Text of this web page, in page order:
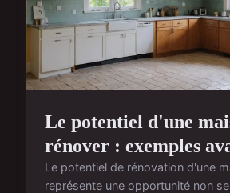
Le potentiel d'une
rénover : exemples
Le potentiel de rénovation d'une
représente une opportunité non